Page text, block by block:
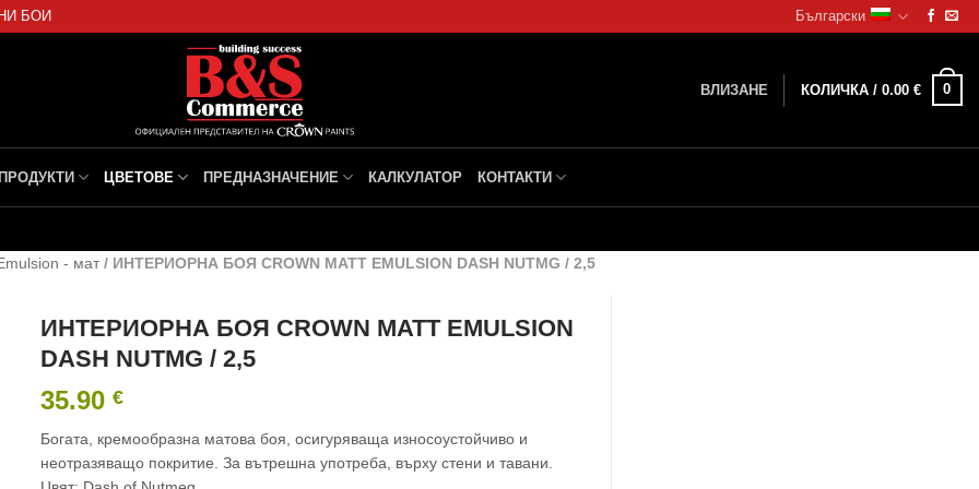
БОИ Български
ВЛИЗАНЕ КОЛИЧКА / 0.00 € 0
ЦВЕТОВЕ ПРЕДНАЗНАЧЕНИЕ КАЛКУЛАТОР КОНТАКТИ
- мат / ИНТЕРИОРНА БОЯ CROWN MATT EMULSION DASH NUTMG / 2,5
ИНТЕРИОРНА БОЯ CROWN MATT EMULSION
DASH NUTMG / 2,5
35.90€
Богата, кремообразна матова боя, осигуряваща износоустойчиво и
неотразяващо покритие. За вътрешна употреба, върху стени и тавани.